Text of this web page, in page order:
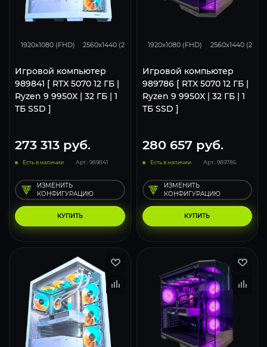
1920x1080 (FHD) 2560x1440 (2K) 3840x2160 (4K)
Игровой компьютер
989841 [ RTX 5070 12 ГБ |
Ryzen 9 9950X | 32 ГБ | 1
ТБ SSD ]
273 313 руб.
Есть в наличии Арт.: 989841
КУПИТЬ
ИЗМЕНИТЬ
КОНФИГУРАЦИЮ
1920x1080 (FHD) 2560x1440 (2K)
Игровой компьютер
989786 [ RTX 5070 12 ГБ |
Ryzen 9 9950X | 32 ГБ | 1
ТБ SSD ]
280 657 руб.
Есть в наличии Арт.: 989786
КУПИТЬ
ИЗМЕНИТЬ
КОНФИГУРАЦИЮ